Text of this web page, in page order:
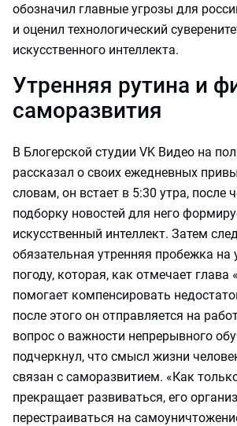
обозначил главные угрозы для
и оценил технологический
искусственного интеллекта.
Утренняя рутина и
саморазвития
В Блогерской студии VK Видео на
рассказал о своих ежедневных
словам, он встает в 5:30 утра, после
подборку новостей для него
искусственный интеллект. Затем
обязательная утренняя пробежка
погоду, которая, как отмечает глава
помогает компенсировать
после этого он отправляется на
вопрос о важности непрерывного
подчеркнул, что смысл жизни
связан с саморазвитием. «Как
прекращает развиваться, его
перестраиваться на